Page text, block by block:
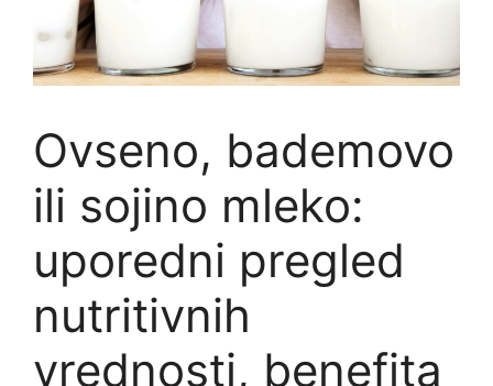
Ovseno, bademovo
ili sojino mleko:
uporedni pregled
nutritivnih
vrednosti, benefita